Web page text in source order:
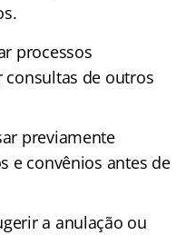
processos
de outros
previamente
e convênios antes de
a anulação ou